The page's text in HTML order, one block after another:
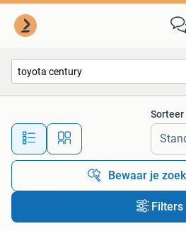
Alle afstanden…
Sorteer
Bewaar je
Filters